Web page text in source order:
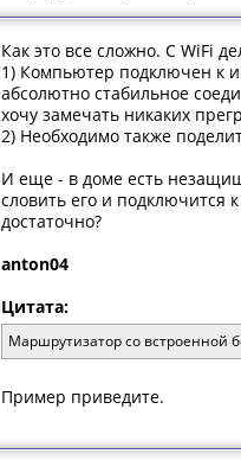
Как это все сложно. С WiFi
1) Компьютер подключен к
абсолютно стабильное
хочу замечать никаких
2) Необходимо также
И еще - в доме есть
словить его и подключится
достаточно?
anton04
Цитата:
Маршрутизатор со встроенной
Пример приведите.